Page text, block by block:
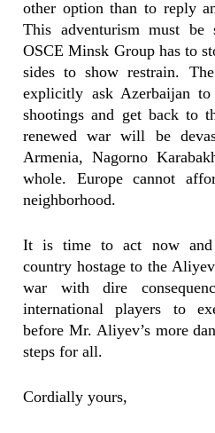
other option than to reply
This adventurism must be
OSCE Minsk Group has to
sides to show restrain.
explicitly ask Azerbaijan
shootings and get back to
renewed war will be
Armenia, Nagorno
whole. Europe cannot
neighborhood.
It is time to act now and
country hostage to the
war with dire
international players to
before Mr. Aliyev’s more
steps for all.
Cordially yours,